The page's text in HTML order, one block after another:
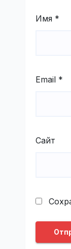
Имя *
Email *
Сайт